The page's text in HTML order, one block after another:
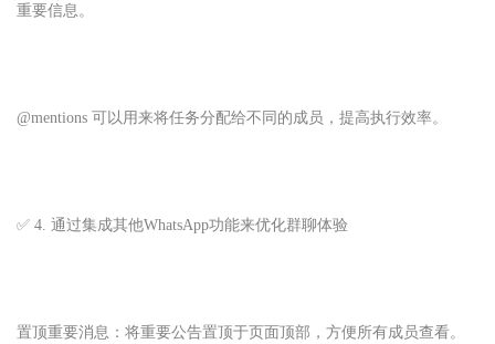
重要信息。
@mentions 可以用来将任务分配给不同的成员，提高执行效率。
✅ 4. 通过集成其他WhatsApp功能来优化群聊体验
置顶重要消息：将重要公告置顶于页面顶部，方便所有成员查看。